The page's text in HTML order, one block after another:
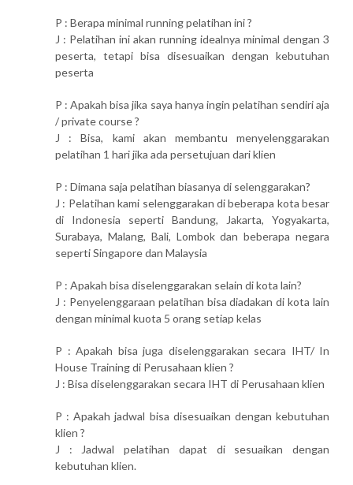
P : Berapa minimal running pelatihan ini ?
J : Pelatihan ini akan running idealnya minimal dengan 3
peserta, tetapi bisa disesuaikan dengan kebutuhan
peserta
P : Apakah bisa jika saya hanya ingin pelatihan sendiri aja
/ private course ?
J : Bisa, kami akan membantu menyelenggarakan
pelatihan 1 hari jika ada persetujuan dari klien
P : Dimana saja pelatihan biasanya di selenggarakan?
J : Pelatihan kami selenggarakan di beberapa kota besar
di Indonesia seperti Bandung, Jakarta, Yogyakarta,
Surabaya, Malang, Bali, Lombok dan beberapa negara
seperti Singapore dan Malaysia
P : Apakah bisa diselenggarakan selain di kota lain?
J : Penyelenggaraan pelatihan bisa diadakan di kota lain
dengan minimal kuota 5 orang setiap kelas
P : Apakah bisa juga diselenggarakan secara IHT/ In
House Training di Perusahaan klien ?
J : Bisa diselenggarakan secara IHT di Perusahaan klien
P : Apakah jadwal bisa disesuaikan dengan kebutuhan
klien ?
J : Jadwal pelatihan dapat di sesuaikan dengan
kebutuhan klien.